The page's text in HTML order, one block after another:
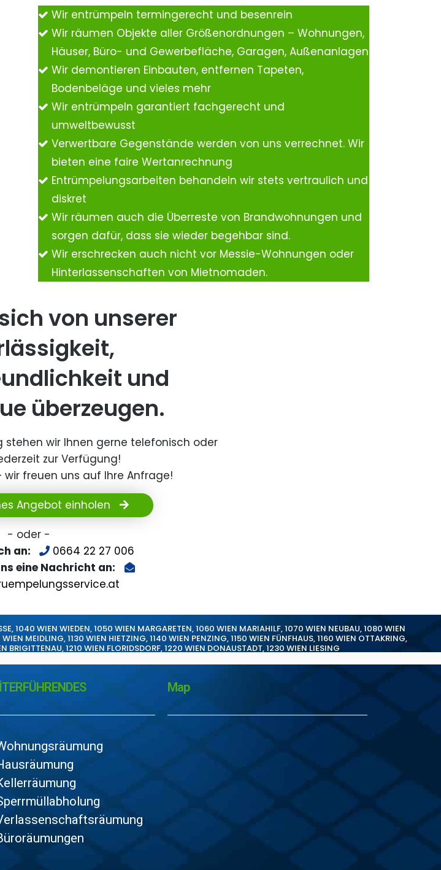
Wir entrümpeln termingerecht und besenrein
Wir räumen Objekte aller Größenordnungen – Wohnungen,
Häuser, Büro- und Gewerbefläche, Garagen, Außenanlagen
Wir demontieren Einbauten, entfernen Tapeten,
Bodenbeläge und vieles mehr
Wir entrümpeln garantiert fachgerecht und
umweltbewusst
Verwertbare Gegenstände werden von uns verrechnet. Wir
bieten eine faire Wertanrechnung
Entrümpelungsarbeiten behandeln wir stets vertraulich und
diskret
Wir räumen auch die Überreste von Brandwohnungen und
sorgen dafür, dass sie wieder begehbar sind.
Wir erschrecken auch nicht vor Messie-Wohnungen oder
Hinterlassenschaften von Mietnomaden.
von unserer
und
überzeugen.
stehen wir Ihnen gerne telefonisch oder
zur Verfügung!
wir freuen uns auf Ihre Anfrage!
Angebot einholen
- oder -
an:
0664 22 27 006
eine Nachricht an:
,1040 WIEN WIEDEN,1050 WIEN MARGARETEN,1060 WIEN MARIAHILF,1070 WIEN NEUBAU,1080 WIEN
WIEN MEIDLING,1130 WIEN HIETZING,1140 WIEN PENZING,1150 WIEN FÜNFHAUS,1160 WIEN OTTAKRING,
BRIGITTENAU,1210 WIEN FLORIDSDORF,1220 WIEN DONAUSTADT,1230 WIEN LIESING
Map